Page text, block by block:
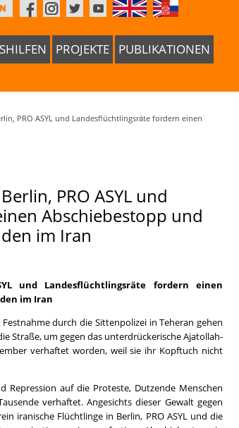
PROJEKTE PUBLIKATIONEN
PRO ASYL und Landesflüchtlingsräte fordern einen
PRO ASYL und
Abschiebestopp und
im Iran
und Landesflüchtlingsräte fordern einen
im Iran
durch die Sittenpolizei in Teheran gehen
Straße, um gegen das unterdrückerische Ajatollah-
verhaftet worden, weil sie ihr Kopftuch nicht
auf die Proteste, Dutzende Menschen
verhaftet. Angesichts dieser Gewalt gegen
iranische Flüchtlinge in Berlin, PRO ASYL und die